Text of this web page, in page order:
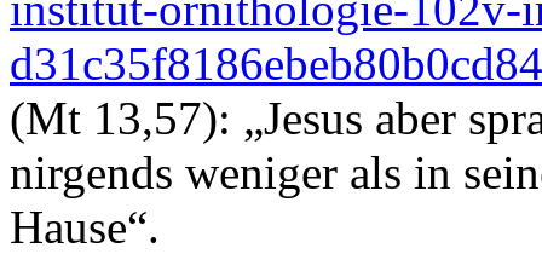
(Mt 13,57): „Jesus aber
nirgends weniger als in
Hause“.